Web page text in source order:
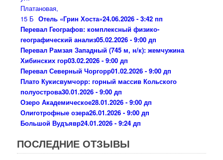
Отель «Грин Хоста»24.06.2026 - 3:42 пп
Перевал Географов: комплексный физико-
географический анализ05.02.2026 - 9:00 дп
Перевал Рамзая Западный (745 м, н/к): жемчужина
Хибинских гор03.02.2026 - 9:00 дп
Перевал Северный Чоргорр01.02.2026 - 9:00 дп
Плато Кукисвумчорр: горный массив Кольского
полуострова30.01.2026 - 9:00 дп
Озеро Академическое28.01.2026 - 9:00 дп
Олиготрофные озера26.01.2026 - 9:00 дп
Большой Вудъявр24.01.2026 - 9:24 дп
ПОСЛЕДНИЕ ОТЗЫВЫ